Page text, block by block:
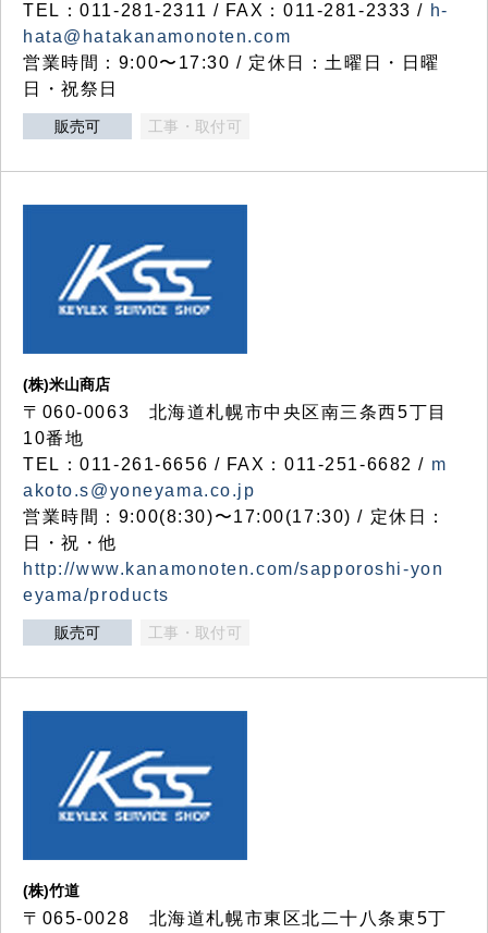
TEL：011-281-2311 / FAX：011-281-2333 / h-
hata@hatakanamonoten.com
営業時間：9:00〜17:30 / 定休日：土曜日・日曜
日・祝祭日
販売可 工事・取付可
(株)米山商店
〒060-0063 北海道札幌市中央区南三条西5丁目
10番地
TEL：011-261-6656 / FAX：011-251-6682 / m
akoto.s@yoneyama.co.jp
営業時間：9:00(8:30)〜17:00(17:30) / 定休日：
日・祝・他
http://www.kanamonoten.com/sapporoshi-yon
eyama/products
販売可 工事・取付可
(株)竹道
〒065-0028 北海道札幌市東区北二十八条東5丁